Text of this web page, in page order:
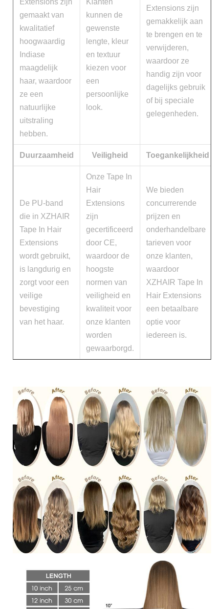
Extensions zijn
gemaakt van
kwalitatief
hoogwaardig
Indiase
maagdelijk
haar, waardoor
ze een
natuurlijke
uitstraling
hebben.
Klanten
kunnen de
gewenste
lengte, kleur
en textuur
kiezen voor
een
persoonlijke
look.
Extensions zijn
gemakkelijk aan
te brengen en te
verwijderen,
waardoor ze
handig zijn voor
dagelijks gebruik
of bij speciale
gelegenheden.
Duurzaamheid Veiligheid Toegankelijkheid
De PU-band
die in XZHAIR
Tape In Hair
Extensions
wordt gebruikt,
is langdurig en
zorgt voor een
veilige
bevestiging
van het haar.
Onze Tape In
Hair
Extensions
zijn
gecertificeerd
door CE,
waardoor de
hoogste
normen van
veiligheid en
kwaliteit voor
onze klanten
worden
gewaarborgd.
We bieden
concurrerende
prijzen en
onderhandelbare
tarieven voor
onze klanten,
waardoor
XZHAIR Tape In
Hair Extensions
een betaalbare
optie voor
iedereen is.